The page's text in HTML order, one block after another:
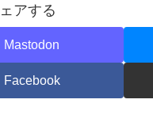
アする
Mastodon
Facebook